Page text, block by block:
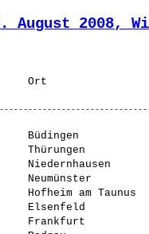
August 2008,
TV Braunfels              GER  L      yes         09:00     1 M45          
 1970 BREIING         Volker        Bochum               PV Triathlon Witten       GER  M      yes         09:00     1 M45          
 1971 BREINING        Michael       Lahntal              USC Marburg               GER  M      yes         09:00     1 M45          
 1972 RICHARDSON      Brendan       Seeheim-Jugenheim    Space Debris              GBR  L      ---         09:00     1 M45          
 1973 BROMILEY        Bill          USA-Agoura Hills CA  USA-Agoura Hills CA       USA  M      yes         09:00     2 M45          
 1974 BRUCHHÄUSER     Joachim       Alzenau              3athlon.org               GER  L      yes         09:00     1 M45          
 1975 BRUECK          Martin        Weilrod              TuS Weilnau               GER  M      yes         09:00     1 M45          
 1976 BUHRDORF        Michael       Taunusstein          Team Didgeridoo           GER  XL     ---         09:00     1 M45          
 1977 BURST           Udo           Weisenheim am Sand   TSG Maxdorf               GER  L      yes         09:00     1 M45          
 1978 BÜSCH           Heinz         Moers                Moers                     GER  XL     yes         09:00     1 M45          
 1979 BUSER           Thomas        CH-Nuglar            TV Nuglar                 SUI  S      ---         09:00     1 M45          
 1980 CARLIN          Bob           USA-California CA    Team Sheeper              USA  M      yes         09:00     1 M45          
 1981 CARO